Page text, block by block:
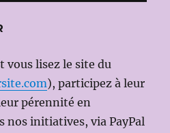
vous lisez le site du
), participez à leur
pérennité en
nos initiatives, via PayPal